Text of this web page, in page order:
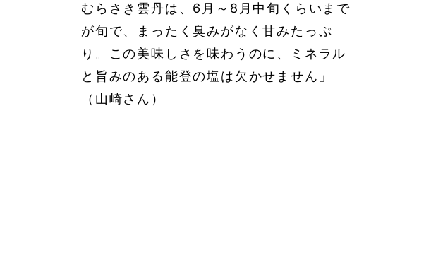
むらさき雲丹は、6月～8月中旬くらいまで
が旬で、まったく臭みがなく甘みたっぷ
り。この美味しさを味わうのに、ミネラル
と旨みのある能登の塩は欠かせません」
（山崎さん）